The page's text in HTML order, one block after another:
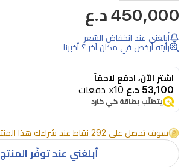
مكنسة
شاومي
الروبوتية
Pro
أداء
تنظيف
بقوة
شفط
450,000 د.ع
أبلغني عند انخفاض السّعر
رأيته أرخص في مكان آخر ؟ أخبرنا
اشترِ الآن، ادفع لاحقاً
53,100 د.ع x10 دفعات
يتطلّب بطاقة كي كارد
سوف تحصل على 292 نقاط عند شراءك هذا المنتج
أبلغني عند توفّر المنتج